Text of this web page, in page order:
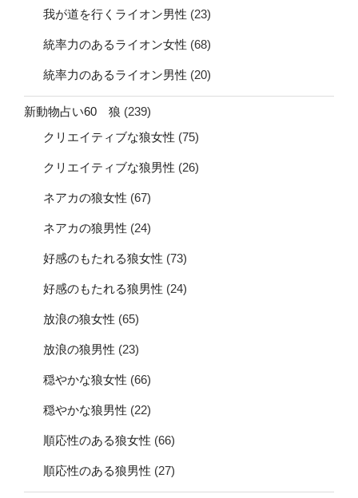
我が道を行くライオン男性 (23)
統率力のあるライオン女性 (68)
統率力のあるライオン男性 (20)
新動物占い60 狼 (239)
クリエイティブな狼女性 (75)
クリエイティブな狼男性 (26)
ネアカの狼女性 (67)
ネアカの狼男性 (24)
好感のもたれる狼女性 (73)
好感のもたれる狼男性 (24)
放浪の狼女性 (65)
放浪の狼男性 (23)
穏やかな狼女性 (66)
穏やかな狼男性 (22)
順応性のある狼女性 (66)
順応性のある狼男性 (27)